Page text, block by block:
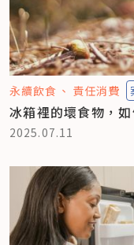
永續飲食 責任消費
冰箱裡的壞食物，
2025.07.11